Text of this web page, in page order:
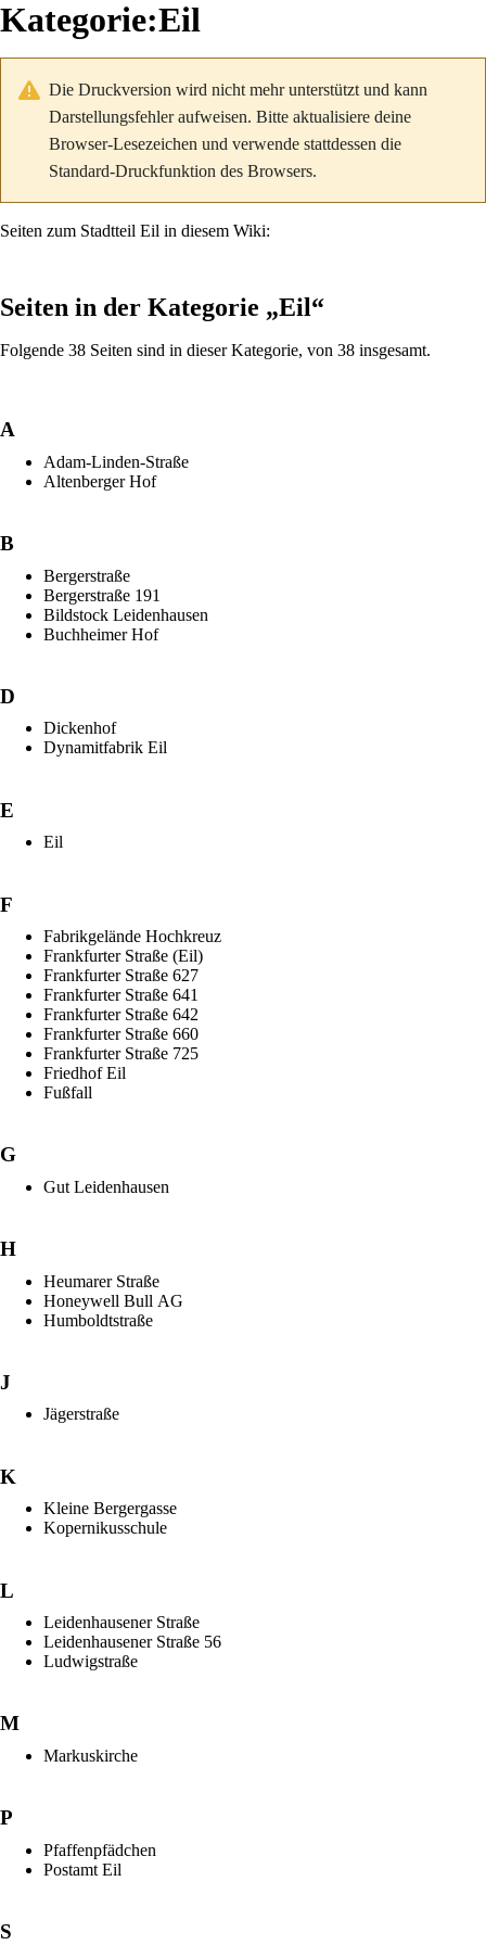
Kategorie:Eil
Die Druckversion wird nicht mehr unterstützt und kann
Darstellungsfehler aufweisen. Bitte aktualisiere deine
Browser-Lesezeichen und verwende stattdessen die
Standard-Druckfunktion des Browsers.
Seiten zum Stadtteil Eil in diesem Wiki:
Seiten in der Kategorie „Eil“
Folgende 38 Seiten sind in dieser Kategorie, von 38 insgesamt.
A
Adam-Linden-Straße
Altenberger Hof
B
Bergerstraße
Bergerstraße 191
Bildstock Leidenhausen
Buchheimer Hof
D
Dickenhof
Dynamitfabrik Eil
E
Eil
F
Fabrikgelände Hochkreuz
Frankfurter Straße (Eil)
Frankfurter Straße 627
Frankfurter Straße 641
Frankfurter Straße 642
Frankfurter Straße 660
Frankfurter Straße 725
Friedhof Eil
Fußfall
G
Gut Leidenhausen
H
Heumarer Straße
Honeywell Bull AG
Humboldtstraße
J
Jägerstraße
K
Kleine Bergergasse
Kopernikusschule
L
Leidenhausener Straße
Leidenhausener Straße 56
Ludwigstraße
M
Markuskirche
P
Pfaffenpfädchen
Postamt Eil
S